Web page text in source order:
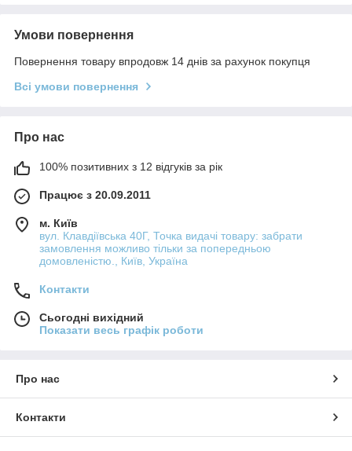
Умови повернення
Повернення товару впродовж 14 днів за рахунок покупця
Всі умови повернення
Про нас
100% позитивних з 12 відгуків за рік
Працює з 20.09.2011
м. Київ
вул. Клавдіївська 40Г, Точка видачі товару: забрати
замовлення можливо тільки за попередньою
домовленістю., Київ, Україна
Контакти
Сьогодні вихідний
Показати весь графік роботи
Про нас
Контакти